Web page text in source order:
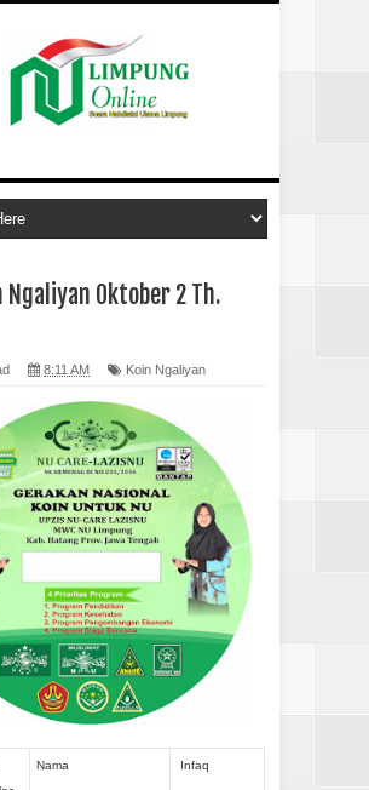
Ngaliyan Oktober 2 Th.
8:11 AM Koin Ngaliyan
Nama Infaq